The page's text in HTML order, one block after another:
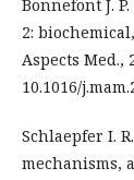
Bonnefont J.
2:
Aspects Med.,
10.1016/
Schlaepfer I.
mechanisms,